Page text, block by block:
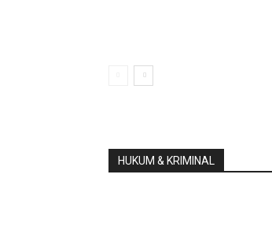
HUKUM & KRIMINAL